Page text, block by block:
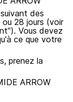
des
28 jours (voir
Vous devez
ce que votre
prenez la
ARROW